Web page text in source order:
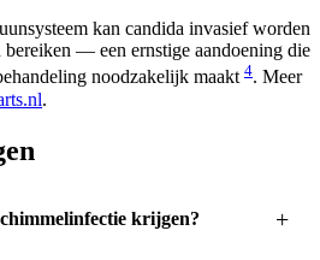
kan candida invasief worden
bereiken — een ernstige aandoening die
noodzakelijk maakt4. Meer
.
krijgen?